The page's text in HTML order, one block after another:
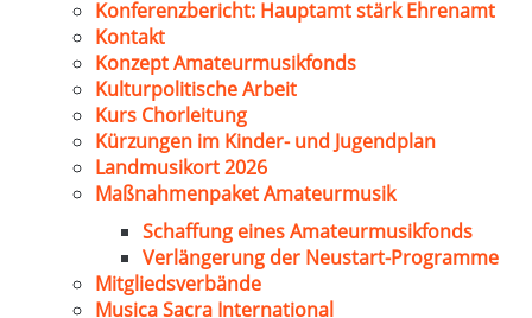
Konferenzbericht: Hauptamt stärk Ehrenamt
Kontakt
Konzept Amateurmusikfonds
Kulturpolitische Arbeit
Kurs Chorleitung
Kürzungen im Kinder- und Jugendplan
Landmusikort 2026
Maßnahmenpaket Amateurmusik
Schaffung eines Amateurmusikfonds
Verlängerung der Neustart-Programme
Mitgliedsverbände
Musica Sacra International